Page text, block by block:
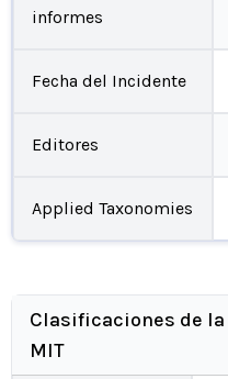
informes
Fecha del Incidente
Editores
Applied Taxonomies
Clasificaciones de la
MIT